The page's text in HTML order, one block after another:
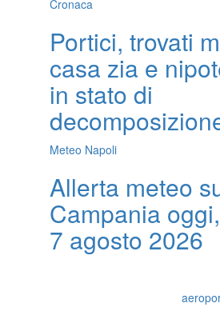
Cronaca
Portici, trovati
casa zia e
in stato di
Meteo Napoli
Allerta meteo
Campania
7 agosto 2026